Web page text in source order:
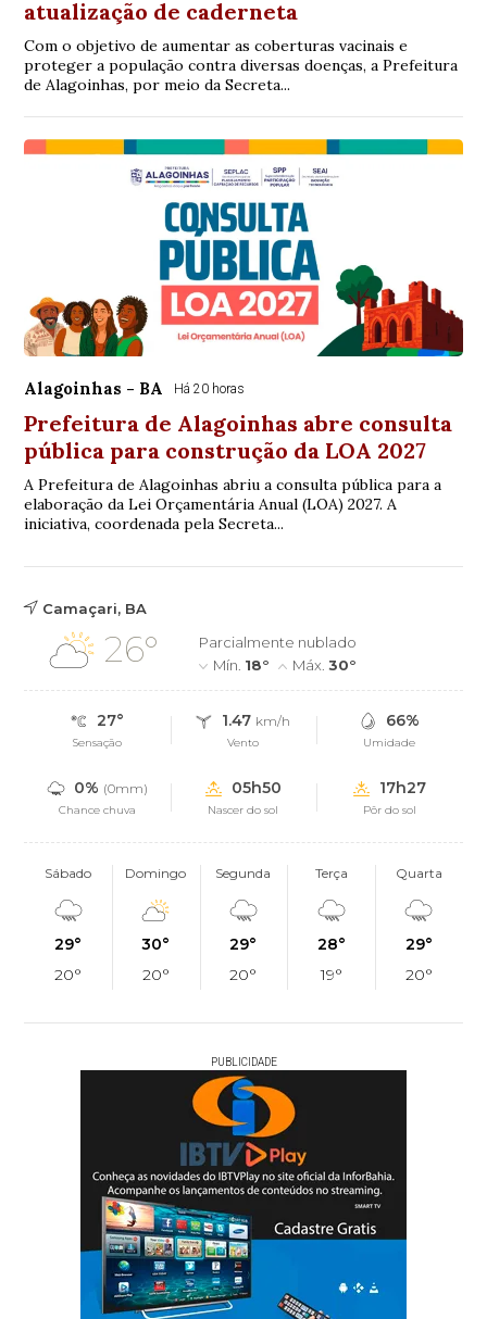
atualização de caderneta
Com o objetivo de aumentar as coberturas vacinais e
proteger a população contra diversas doenças, a Prefeitura
de Alagoinhas, por meio da Secreta...
Alagoinhas - BA Há 20 horas
Prefeitura de Alagoinhas abre consulta
pública para construção da LOA 2027
A Prefeitura de Alagoinhas abriu a consulta pública para a
elaboração da Lei Orçamentária Anual (LOA) 2027. A
iniciativa, coordenada pela Secreta...
Camaçari, BA
26°
Parcialmente nublado
Mín. 18° Máx.30°
27°
Sensação
1.47 km/h
Vento
66%
Umidade
0% (0mm)
Chance chuva
05h50
Nascer do sol
17h27
Pôr do sol
Sábado
29°
20°
Domingo
30°
20°
Segunda
29°
20°
Terça
28°
19°
Quarta
29°
20°
PUBLICIDADE